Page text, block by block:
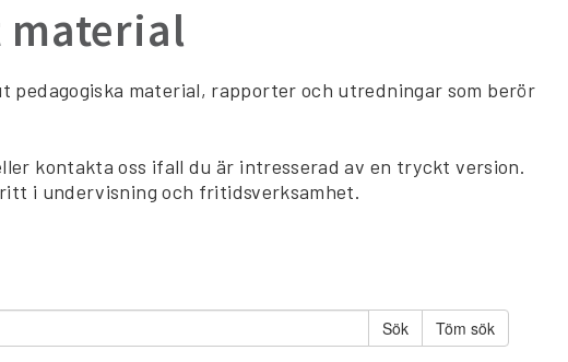
material
pedagogiska material, rapporter och utredningar som berör
kontakta oss ifall du är intresserad av en tryckt version.
i undervisning och fritidsverksamhet.
Töm sök